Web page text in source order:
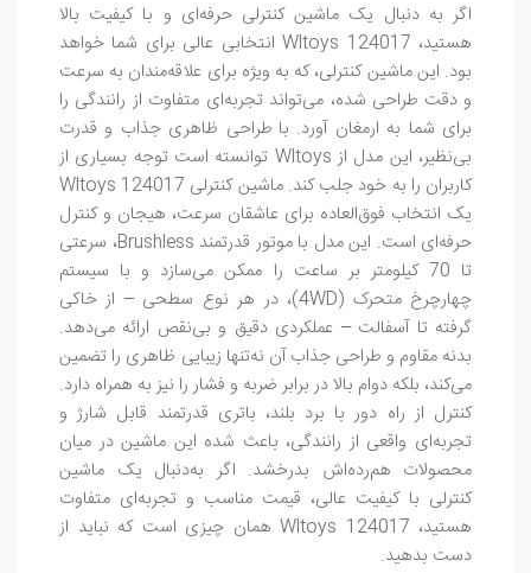
اگر به دنبال یک ماشین کنترلی حرفه‌ای و با کیفیت بالا
هستید، Wltoys 124017 انتخابی عالی برای شما خواهد
بود. این ماشین کنترلی، که به ویژه برای علاقه‌مندان به سرعت
و دقت طراحی شده، می‌تواند تجربه‌ای متفاوت از رانندگی را
برای شما به ارمغان آورد. با طراحی ظاهری جذاب و قدرت
بی‌نظیر، این مدل از Wltoys توانسته است توجه بسیاری از
کاربران را به خود جلب کند. ماشین کنترلی Wltoys 124017
یک انتخاب فوق‌العاده برای عاشقان سرعت، هیجان و کنترل
حرفه‌ای است. این مدل با موتور قدرتمند Brushless، سرعتی
تا 70 کیلومتر بر ساعت را ممکن می‌سازد و با سیستم
چهارچرخ متحرک (4WD)، در هر نوع سطحی – از خاکی
گرفته تا آسفالت – عملکردی دقیق و بی‌نقص ارائه می‌دهد.
بدنه مقاوم و طراحی جذاب آن نه‌تنها زیبایی ظاهری را تضمین
می‌کند، بلکه دوام بالا در برابر ضربه و فشار را نیز به همراه دارد.
کنترل از راه دور با برد بلند، باتری قدرتمند قابل شارژ و
تجربه‌ای واقعی از رانندگی، باعث شده این ماشین در میان
محصولات هم‌رده‌اش بدرخشد. اگر به‌دنبال یک ماشین
کنترلی با کیفیت عالی، قیمت مناسب و تجربه‌ای متفاوت
هستید، Wltoys 124017 همان چیزی است که نباید از
دست بدهید.